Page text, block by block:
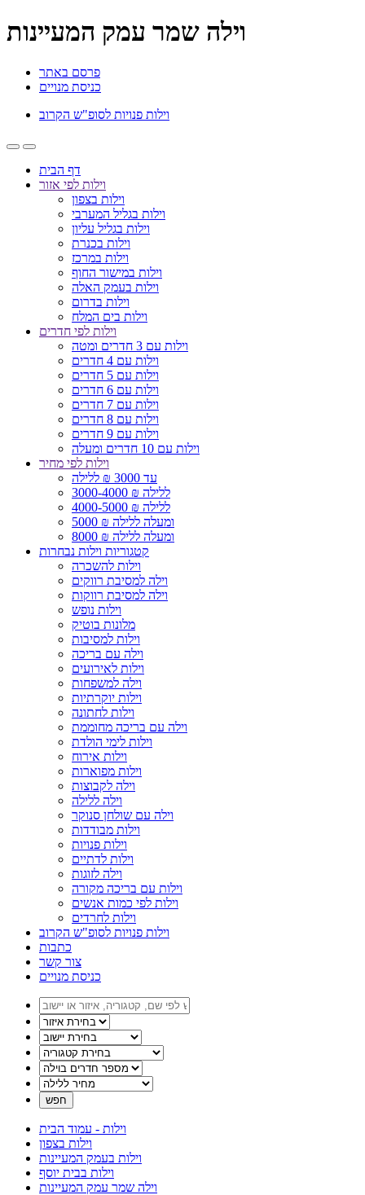
וילה שמר עמק המעיינות
פרסם באתר
כניסת מנויים
וילות פנויות לסופ"ש הקרוב
דף הבית
וילות לפי אזור
וילות בצפון
וילות בגליל המערבי
וילות בגליל עליון
וילות בכנרת
וילות במרכז
וילות במישור החוף
וילות בעמק האלה
וילות בדרום
וילות בים המלח
וילות לפי חדרים
וילות עם 3 חדרים ומטה
וילות עם 4 חדרים
וילות עם 5 חדרים
וילות עם 6 חדרים
וילות עם 7 חדרים
וילות עם 8 חדרים
וילות עם 9 חדרים
וילות עם 10 חדרים ומעלה
וילות לפי מחיר
עד 3000 ₪ ללילה
3000-4000 ₪ ללילה
4000-5000 ₪ ללילה
5000 ₪ ומעלה ללילה
8000 ₪ ומעלה ללילה
קטגוריות וילות נבחרות
וילות להשכרה
וילה למסיבת רווקים
וילה למסיבת רווקות
וילות נופש
מלונות בוטיק
וילות למסיבות
וילה עם בריכה
וילות לאירועים
וילה למשפחות
וילות יוקרתיות
וילות לחתונה
וילה עם בריכה מחוממת
וילות לימי הולדת
וילות אירוח
וילות מפוארות
וילה לקבוצות
וילה ללילה
וילה עם שולחן סנוקר
וילות מבודדות
וילות פנויות
וילות לדתיים
וילה לזוגות
וילות עם בריכה מקורה
וילות לפי כמות אנשים
וילות לחרדים
וילות פנויות לסופ"ש הקרוב
כתבות
צור קשר
כניסת מנויים
וילות - עמוד הבית
וילות בצפון
וילות בעמק המעיינות
וילות בבית יוסף
וילה שמר עמק המעיינות